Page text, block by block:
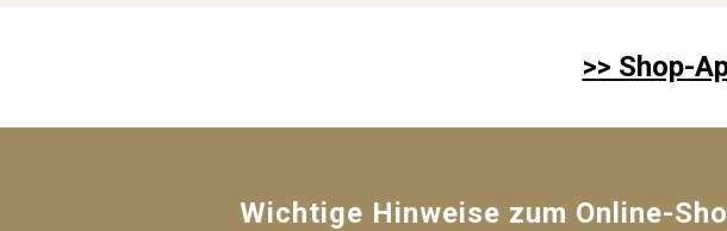
>> Shop-
Wichtige Hinweise zum Online-